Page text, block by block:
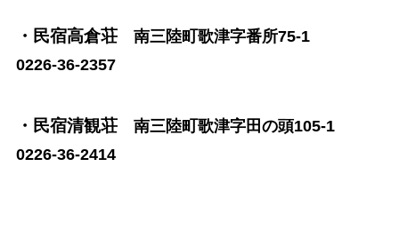
・民宿高倉荘南三陸町歌津字番所75-1
0226-36-2357
・民宿清観荘南三陸町歌津字田の頭105-1
0226-36-2414